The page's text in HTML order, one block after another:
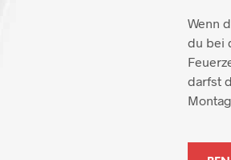
Wenn
du bei
darfst